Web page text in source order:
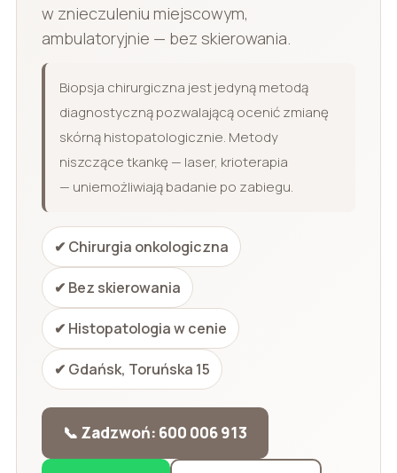
w znieczuleniu miejscowym,
ambulatoryjnie — bez skierowania.
Biopsja chirurgiczna jest jedyną metodą
diagnostyczną pozwalającą ocenić zmianę
skórną histopatologicznie. Metody
niszczące tkankę — laser, krioterapia
— uniemożliwiają badanie po zabiegu.
✔ Chirurgia onkologiczna
✔ Bez skierowania
✔ Histopatologia w cenie
✔ Gdańsk, Toruńska 15
📞 Zadzwoń: 600 006 913